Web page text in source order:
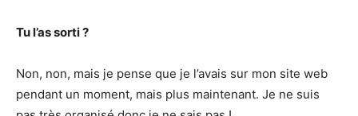
Tu l’as sorti ?
Non, non, mais je pense que je l’avais sur mon site web
pendant un moment, mais plus maintenant. Je ne suis